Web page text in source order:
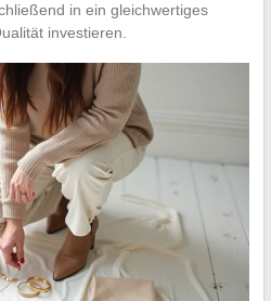
in ein gleichwertiges
investieren.